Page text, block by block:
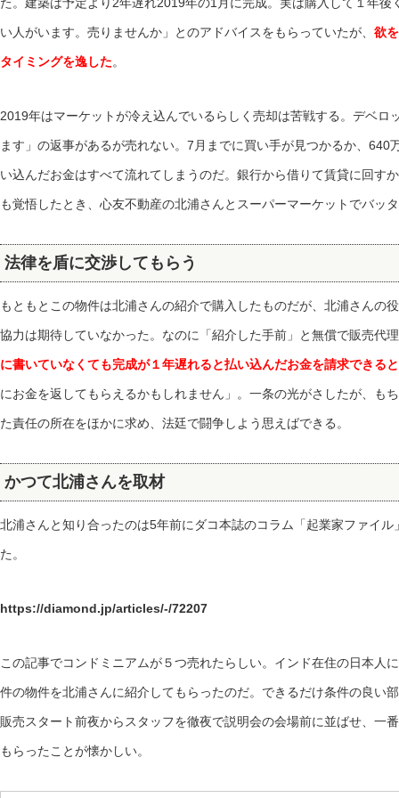
い人がいます。売りませんか」とのアドバイスをもらっていたが、 欲
タイミングを逸した。
2019年はマーケットが冷え込んでいるらしく売却は苦戦する。デベロ
ます」の返事があるが売れない。7月までに買い手が見つかるか、640
い込んだお金はすべて流れてしまうのだ。銀行から借りて賃貸に回す
も覚悟したとき、心友不動産の北浦さんとスーパーマーケットでバッ
法律を盾に交渉してもらう
もともとこの物件は北浦さんの紹介で購入したものだが、北浦さんの
協力は期待していなかった。なのに「紹介した手前」と無償で販売代
に書いていなくても完成が１年遅れると払い込んだお金を請求できる
にお金を返してもらえるかもしれません」。一条の光がさしたが、も
た責任の所在をほかに求め、法廷で闘争しよう思えばできる。
かつて北浦さんを取材
北浦さんと知り合ったのは5年前にダコ本誌のコラム「起業家ファイ
た。
https://diamond.jp/articles/-/72207
この記事でコンドミニアムが５つ売れたらしい。インド在住の日本人
件の物件を北浦さんに紹介してもらったのだ。できるだけ条件の良い
販売スタート前夜からスタッフを徹夜で説明会の会場前に並ばせ、一
もらったことが懐かしい。